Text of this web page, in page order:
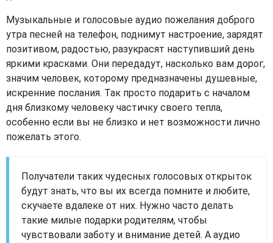
Музыкальные и голосовые аудио пожелания доброго
утра песней на телефон, поднимут настроение, зарядят
позитивом, радостью, разукрасят наступивший день
яркими красками. Они передадут, насколько вам дорог,
значим человек, которому предназначены душевные,
искренние послания. Так просто подарить с началом
дня близкому человеку частичку своего тепла,
особенно если вы не близко и нет возможности лично
пожелать этого.
Получатели таких чудесных голосовых открыток
будут знать, что вы их всегда помните и любите,
скучаете вдалеке от них. Нужно часто делать
такие милые подарки родителям, чтобы
чувствовали заботу и внимание детей. А аудио